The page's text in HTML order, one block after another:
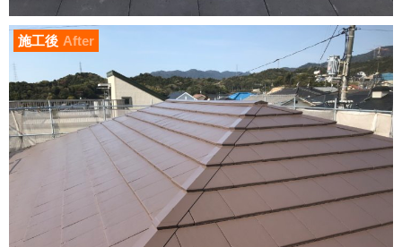
施工後 After